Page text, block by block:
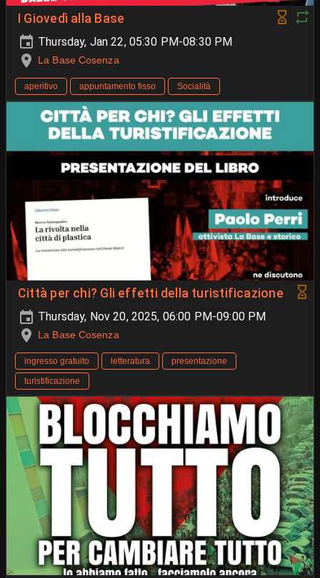
I Giovedì alla Base
Thursday, Jan 22, 05:30 PM-08:30 PM
La Base Cosenza
aperitivo appuntamento fisso Socialità
Città per chi? Gli effetti della turistificazione
Thursday, Nov 20, 2025, 06:00 PM-09:00 PM
La Base Cosenza
ingresso gratuito letteratura
presentazione
turistificazione